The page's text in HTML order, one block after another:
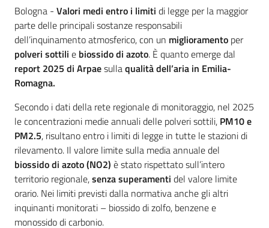
Contenuto
Bologna - Valori medi entro i limiti di legge per la maggior
parte delle principali sostanze responsabili
dell’inquinamento atmosferico, con un miglioramento per
polveri sottili e biossido di azoto. È quanto emerge dal
report 2025 di Arpaesullaqualità dell’aria in Emilia-
Romagna.
Secondo i dati della rete regionale di monitoraggio, nel 2025
le concentrazioni medie annuali delle polveri sottili, PM10 e
PM2.5, risultano entro i limiti di legge in tutte le stazioni di
rilevamento. Il valore limite sulla media annuale del
biossido di azoto (NO2) è stato rispettato sull’intero
territorio regionale,senza superamenti del valore limite
orario. Nei limiti previsti dalla normativa anche gli altri
inquinanti monitorati – biossido di zolfo, benzene e
monossido di carbonio.